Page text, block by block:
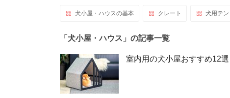
犬小屋・ハウスの基本 クレート 犬用テン
「犬小屋・ハウス」の記事一覧
室内用の犬小屋おすすめ12